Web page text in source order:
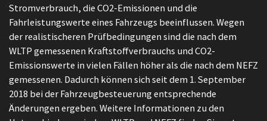
Stromverbrauch, die CO2-Emissionen und die
Fahrleistungswerte eines Fahrzeugs beeinflussen. Wegen
der realistischeren Prüfbedingungen sind die nach dem
WLTP gemessenen Kraftstoffverbrauchs und CO2-
Emissionswerte in vielen Fällen höher als die nach dem NEFZ
gemessenen. Dadurch können sich seit dem 1. September
2018 bei der Fahrzeugbesteuerung entsprechende
Änderungen ergeben. Weitere Informationen zu den